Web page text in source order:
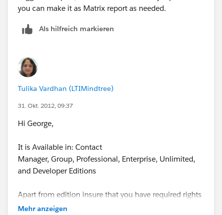
you can make it as Matrix report as needed.
Als hilfreich markieren
Tulika Vardhan (LTIMindtree)
31. Okt. 2012, 09:37
Hi George,
It is Available in: Contact
Manager, Group, Professional, Enterprise, Unlimited,
and Developer Editions
Apart from edition insure that you have required rights
to carry on this activity.
Mehr anzeigen